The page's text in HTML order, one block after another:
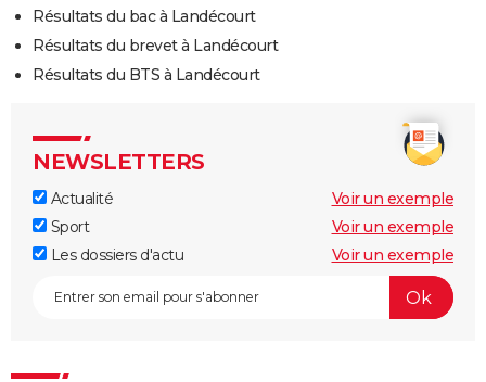
Résultats du bac à Landécourt
Résultats du brevet à Landécourt
Résultats du BTS à Landécourt
NEWSLETTERS
Actualité
Voir un exemple
Sport
Voir un exemple
Les dossiers d'actu
Voir un exemple